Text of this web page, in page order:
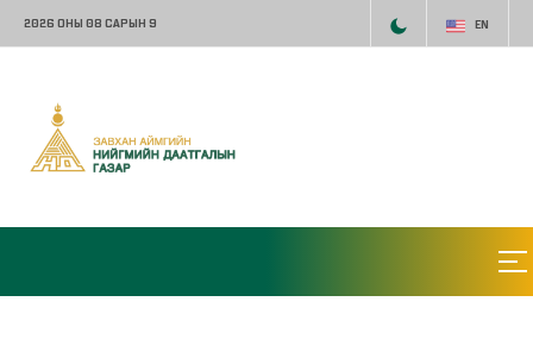
2026 ОНЫ 08 САРЫН 9 EN